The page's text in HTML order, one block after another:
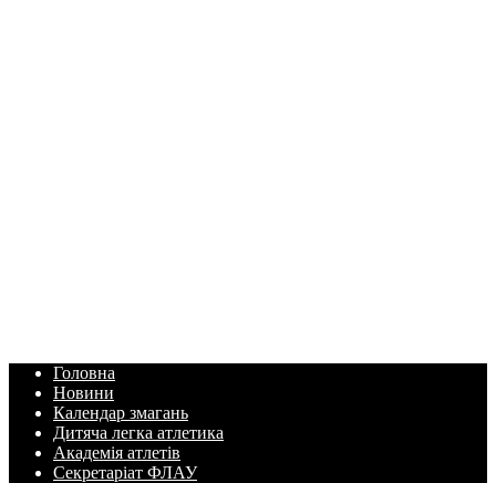
Головна
Новини
Календар змагань
Дитяча легка атлетика
Академія атлетів
Секретаріат ФЛАУ